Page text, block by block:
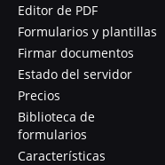
Editor de PDF
Formularios y plantillas
Firmar documentos
Estado del servidor
Precios
Biblioteca de
formularios
Características